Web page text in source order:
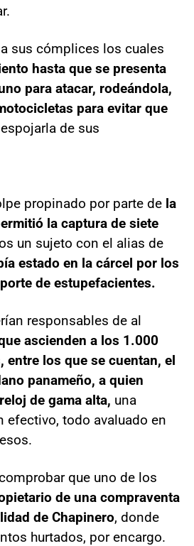
sus cómplices los cuales
hasta que se presenta
para atacar, rodeándola,
para evitar que
de sus
propinado por parte de la
la captura de siete
un sujeto con el alias de
estado en la cárcel por los
de estupefacientes.
responsables de al
ascienden a los 1.000
entre los que se cuentan, el
panameño, a quien
de gama alta, una
efectivo, todo avaluado en
que uno de los
de una compraventa
de Chapinero, donde
hurtados, por encargo.